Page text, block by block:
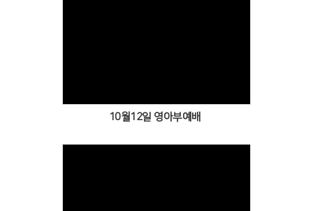
10월12일 영아부예배